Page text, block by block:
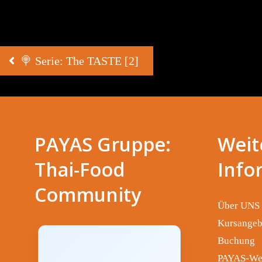
Beitragsnavigation
🍭 Serie: The TASTE [2]
PAYAS Gruppe:
Thai-Food
Community
Über UNS
Buchung
PAYAS-